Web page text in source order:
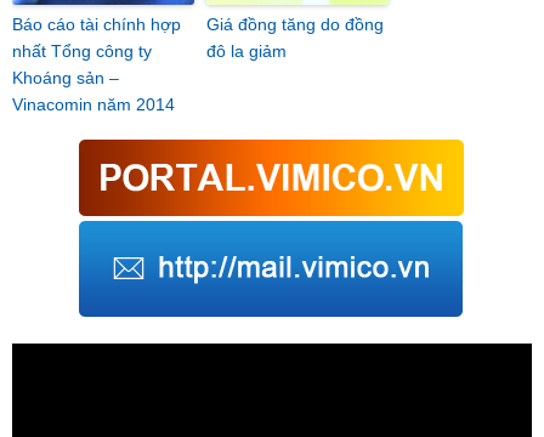
Báo cáo tài chính hợp
nhất Tổng công ty
Khoáng sản –
Vinacomin năm 2014
Giá đồng tăng do đồng
đô la giảm